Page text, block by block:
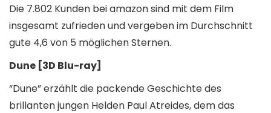
Die 7.802 Kunden bei amazon sind mit dem Film
insgesamt zufrieden und vergeben im Durchschnitt
gute 4,6 von 5 möglichen Sternen.
Dune [3D Blu-ray]
“Dune” erzählt die packende Geschichte des
brillanten jungen Helden Paul Atreides, dem das